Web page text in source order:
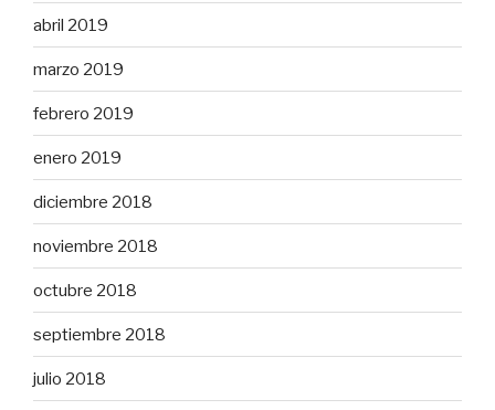
abril 2019
marzo 2019
febrero 2019
enero 2019
diciembre 2018
noviembre 2018
octubre 2018
septiembre 2018
julio 2018